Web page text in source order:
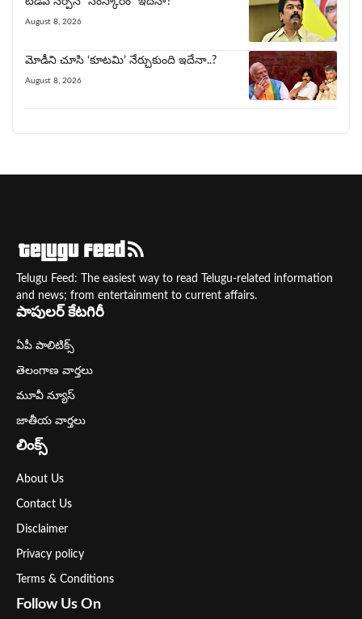
August 8, 2026
మోడీని చూసి ‘కూట‌మి’ నేర్చుకుంది ఇదేనా..?
August 8, 2026
Telugu Feed: The easiest way to read Telugu-related information
and news; from entertainment to current affairs.
పాపులర్ కేటగిరీ
ఏపీ పాలిటిక్స్
తెలంగాణ వార్తలు
మూవీ న్యూస్
జాతీయ వార్తలు
లింక్స్
About Us
Contact Us
Disclaimer
Privacy policy
Terms & Conditions
Follow Us On